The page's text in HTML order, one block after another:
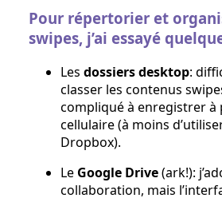
Pour répertorier et
swipes, j’ai essayé
Les dossiers desktop:
classer les contenus
compliqué à enregistrer à
cellulaire (à moins
Dropbox).
Le Google Drive(ark!):
collaboration, mais